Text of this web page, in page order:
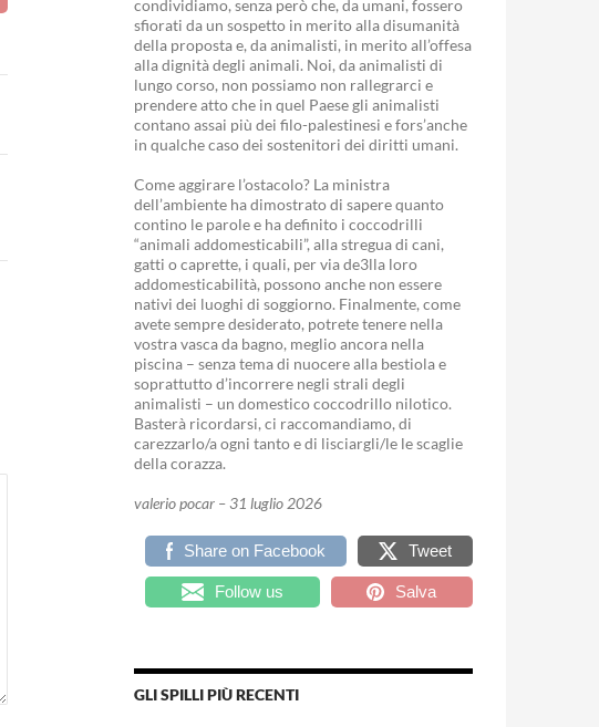
condividiamo, senza però che, da umani, fossero
sfiorati da un sospetto in merito alla disumanità
della proposta e, da animalisti, in merito all’offesa
alla dignità degli animali. Noi, da animalisti di
lungo corso, non possiamo non rallegrarci e
prendere atto che in quel Paese gli animalisti
contano assai più dei filo-palestinesi e fors’anche
in qualche caso dei sostenitori dei diritti umani.
Come aggirare l’ostacolo? La ministra
dell’ambiente ha dimostrato di sapere quanto
contino le parole e ha definito i coccodrilli
“animali addomesticabili”, alla stregua di cani,
gatti o caprette, i quali, per via de3lla loro
addomesticabilità, possono anche non essere
nativi dei luoghi di soggiorno. Finalmente, come
avete sempre desiderato, potrete tenere nella
vostra vasca da bagno, meglio ancora nella
piscina – senza tema di nuocere alla bestiola e
soprattutto d’incorrere negli strali degli
animalisti – un domestico coccodrillo nilotico.
Basterà ricordarsi, ci raccomandiamo, di
carezzarlo/a ogni tanto e di lisciargli/le le scaglie
della corazza.
valerio pocar – 31 luglio 2026
Share on Facebook Tweet
Follow us Salva
GLI SPILLI PIÙ RECENTI